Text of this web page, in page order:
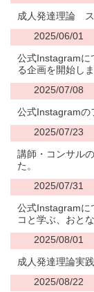
成人発達理論 ス
2025/06/01
公式Instagramに
る企画を開始し
2025/07/08
公式Instagramの
2025/07/23
講師・コンサル
た。
2025/07/31
公式Instagramに
コと学ぶ、おと
2025/08/01
成人発達理論実
2025/08/22